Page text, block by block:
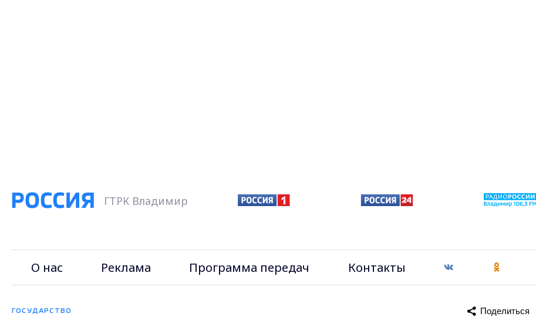
ГТРК Владимир
О нас Реклама Программа передач Контакты
ГОСУДАРСТВО Поделиться